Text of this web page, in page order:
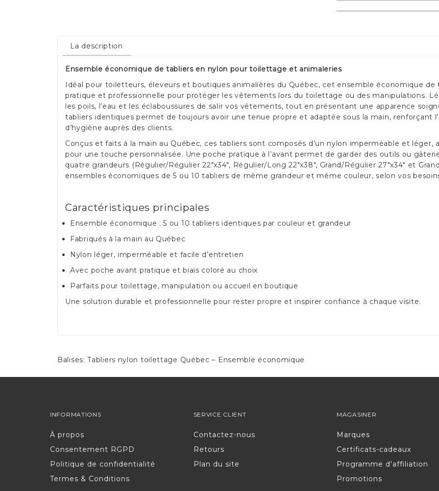
La description
Ensemble économique de tabliers en nylon pour toilettage et animaleries
Idéal pour toiletteurs, éleveurs et boutiques animalières du Québec, cet ensemble économique
pratique et professionnelle pour protéger les vêtements lors du toilettage ou des manipulations.
les poils, l’eau et les éclaboussures de salir vos vêtements, tout en présentant une apparence
tabliers identiques permet de toujours avoir une tenue propre et adaptée sous la main, renforçant
d’hygiène auprès des clients.
Conçus et faits à la main au Québec, ces tabliers sont composés d’un nylon imperméable et léger,
pour une touche personnalisée. Une poche pratique à l’avant permet de garder des outils ou
quatre grandeurs (Régulier/Régulier 22"x34", Régulier/Long 22"x38", Grand/Régulier 27"x34" et
ensembles économiques de 5 ou 10 tabliers de même grandeur et même couleur, selon vos
Caractéristiques principales
Ensemble économique : 5 ou 10 tabliers identiques par couleur et grandeur
Fabriqués à la main au Québec
Nylon léger, imperméable et facile d’entretien
Avec poche avant pratique et biais coloré au choix
Parfaits pour toilettage, manipulation ou accueil en boutique
Une solution durable et professionnelle pour rester propre et inspirer confiance à chaque visite.
Balises:Tabliers nylon toilettage Québec – Ensemble économique
INFORMATIONS
À propos
Consentement RGPD
Politique de confidentialité
Termes & Conditions
SERVICE CLIENT
Contactez-nous
Retours
Plan du site
MAGASINER
Marques
Certificats-cadeaux
Programme d'affiliation
Promotions